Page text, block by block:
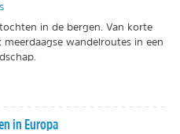
in de bergen. Van korte
wandelroutes in een
in Europa